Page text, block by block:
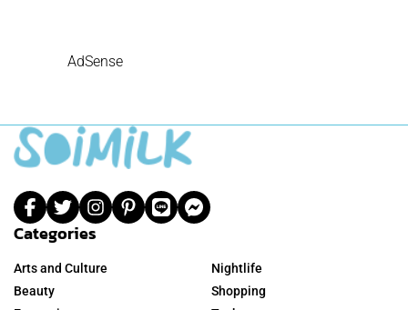
AdSense
Categories
Arts and Culture
Beauty
Nightlife
Shopping